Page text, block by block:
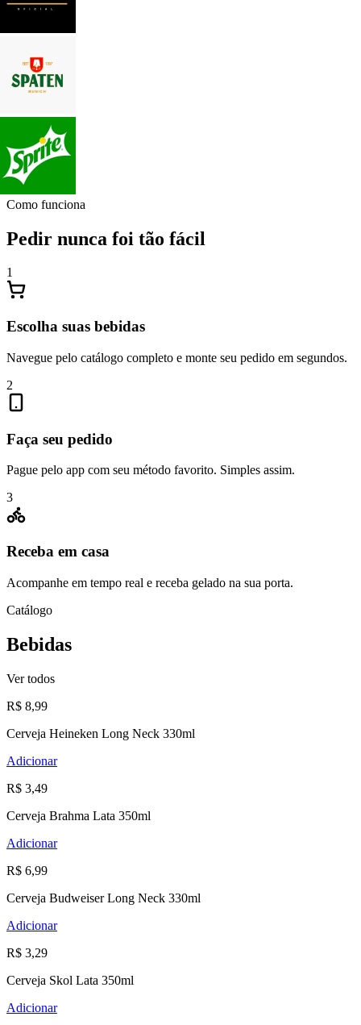
Como funciona
Pedir nunca foi tão fácil
1
Escolha suas bebidas
Navegue pelo catálogo completo e monte seu pedido em segundos.
2
Faça seu pedido
Pague pelo app com seu método favorito. Simples assim.
3
Receba em casa
Acompanhe em tempo real e receba gelado na sua porta.
Catálogo
Bebidas
Ver todos
R$ 8,99
Cerveja Heineken Long Neck 330ml
Adicionar
R$ 3,49
Cerveja Brahma Lata 350ml
Adicionar
R$ 6,99
Cerveja Budweiser Long Neck 330ml
Adicionar
R$ 3,29
Cerveja Skol Lata 350ml
Adicionar